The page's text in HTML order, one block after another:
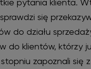
pytania klienta.
się
do działu
do klientów, którzy
zapoznali się